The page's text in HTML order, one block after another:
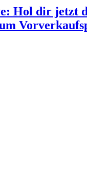
Hol dir jetzt